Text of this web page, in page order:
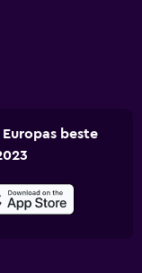
beste